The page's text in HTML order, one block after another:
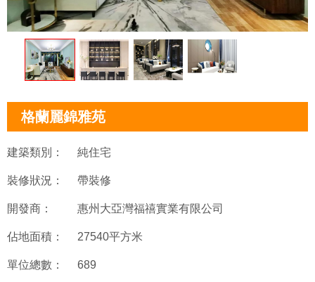
格蘭麗錦雅苑
建築類別： 純住宅
裝修狀況： 帶裝修
開發商： 惠州大亞灣福禧實業有限公司
佔地面積： 27540平方米
單位總數： 689